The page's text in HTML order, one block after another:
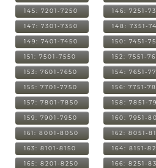
145: 7201-7250 146: 7251-
147: 7301-7350 148: 7351-
149: 7401-7450 150: 7451-
151: 7501-7550 152: 7551-
153: 7601-7650 154: 7651-
155: 7701-7750 156: 7751-
157: 7801-7850 158: 7851-
159: 7901-7950 160: 7951-
161: 8001-8050 162: 8051-
163: 8101-8150 164: 8151-
165: 8201-8250 166: 8251-